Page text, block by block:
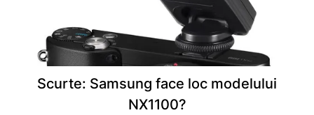
Scurte: Samsung face loc modelului
NX1100?